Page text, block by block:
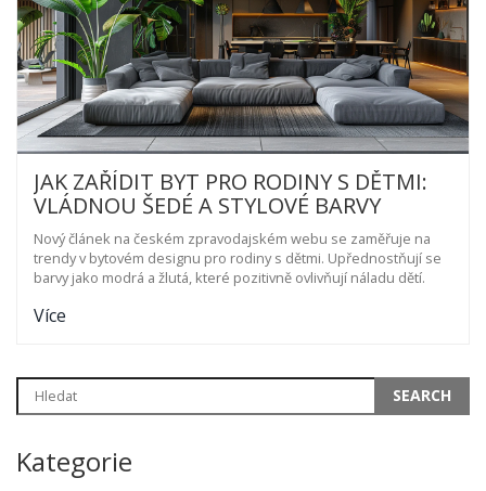
JAK ZAŘÍDIT BYT PRO RODINY S DĚTMI:
VLÁDNOU ŠEDÉ A STYLOVÉ BARVY
Nový článek na českém zpravodajském webu se zaměřuje na
trendy v bytovém designu pro rodiny s dětmi. Upřednostňují se
barvy jako modrá a žlutá, které pozitivně ovlivňují náladu dětí.
Více
Kategorie